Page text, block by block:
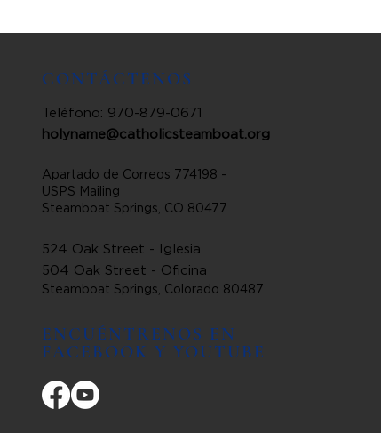
CONTÁCTENOS
Teléfono: 970-879-0671
holyname@catholicsteamboat.org
Apartado de Correos 774198 -
USPS Mailing
Steamboat Springs, CO 80477
524 Oak Street - Iglesia
504 Oak Street - Oficina
Steamboat Springs, Colorado 80487
ENCUÉNTRENOS EN
FACEBOOK Y YOUTUBE